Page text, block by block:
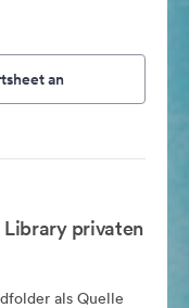
an
Library privaten
als Quelle